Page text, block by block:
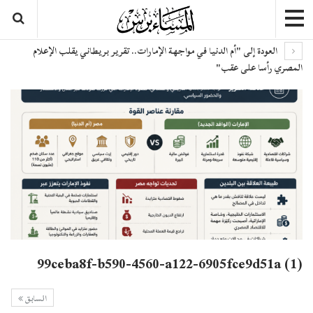
العودة إلى "أم الدنيا في مواجهة الإمارات.. تقرير بريطاني يقلب الإعلام
المصري رأسا على عقب"
99ceba8f-b590-4560-a122-6905fce9d51a (1)
السابق